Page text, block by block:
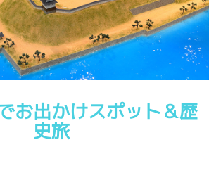
お出かけスポット＆歴
史旅